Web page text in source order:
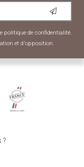
politique de confidentialité.
et d'opposition.
?